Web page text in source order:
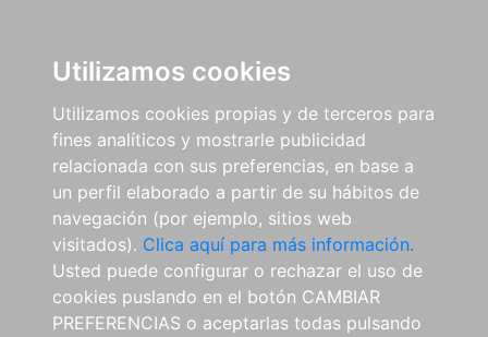
Utilizamos cookies
Utilizamos cookies propias y de terceros para
fines analíticos y mostrarle publicidad
relacionada con sus preferencias, en base a
un perfil elaborado a partir de su hábitos de
navegación (por ejemplo, sitios web
visitados). Clica aquí para más información.
Usted puede configurar o rechazar el uso de
cookies puslando en el botón CAMBIAR
PREFERENCIAS o aceptarlas todas pulsando